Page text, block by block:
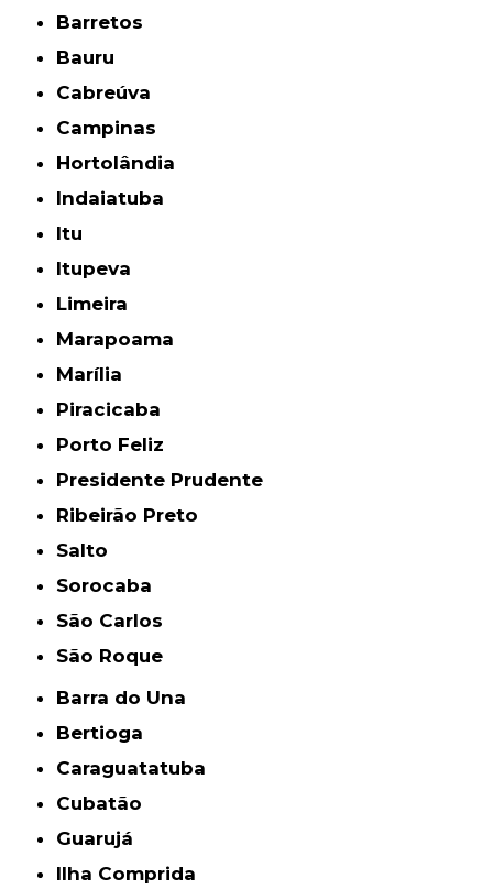
Barretos
Bauru
Cabreúva
Campinas
Hortolândia
Indaiatuba
Itu
Itupeva
Limeira
Marapoama
Marília
Piracicaba
Porto Feliz
Presidente Prudente
Ribeirão Preto
Salto
Sorocaba
São Carlos
São Roque
Barra do Una
Bertioga
Caraguatatuba
Cubatão
Guarujá
Ilha Comprida